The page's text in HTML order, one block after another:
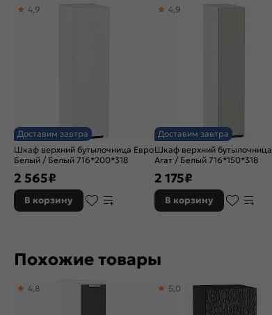
Назначение:
Доставим завтра
Шкаф верхний бутылочница Евро
Белый / Белый 716*200*318
4,9
2 565₽
В корзину
Доставим завтра
Шкаф верхний
Агат / Белый 716*150*318
4,9
2 175₽
В корзину
Похожие товары
4,8 5,0